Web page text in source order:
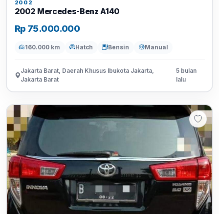
2002
2002 Mercedes-Benz A140
Rp 75.000.000
160.000 km Hatch Bensin Manual
Jakarta Barat, Daerah Khusus Ibukota Jakarta,
Jakarta Barat
5 bulan
lalu